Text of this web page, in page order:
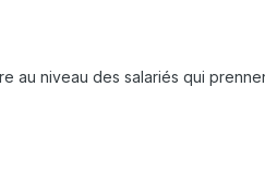
niveau des salariés qui